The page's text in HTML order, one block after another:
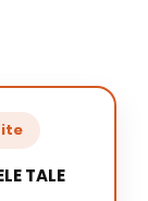
TALE